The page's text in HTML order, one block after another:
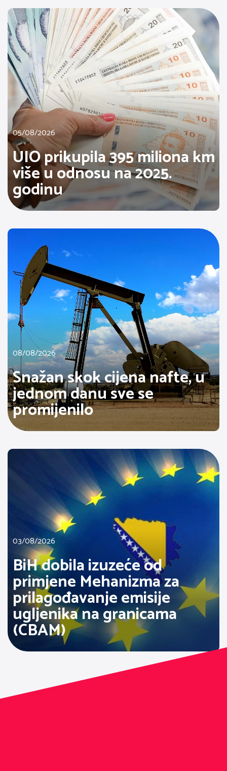
05/08/2026
UIO prikupila 395 miliona km
više u odnosu na 2025.
godinu
08/08/2026
Snažan skok cijena nafte, u
jednom danu sve se
promijenilo
03/08/2026
BiH dobila izuzeće od
primjene Mehanizma za
prilagođavanje emisije
ugljenika na granicama
(CBAM)